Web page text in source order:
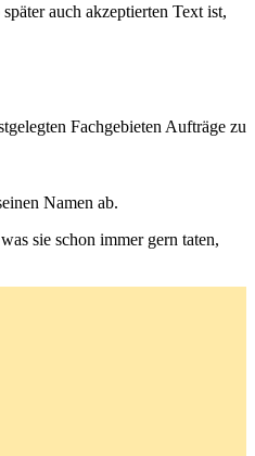
auch akzeptierten Text ist,
Fachgebieten Aufträge zu
Namen ab.
sie schon immer gern taten,